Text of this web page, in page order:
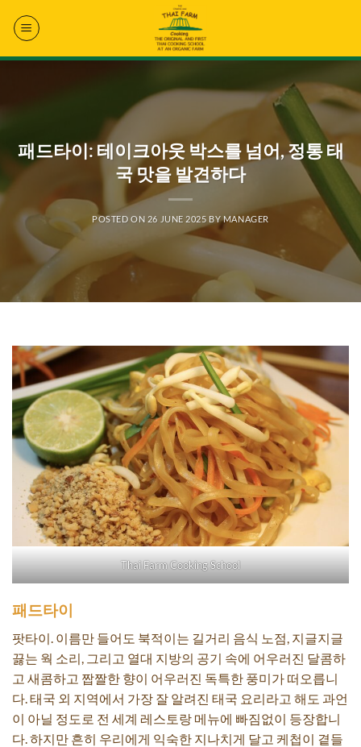
패드타이: 테이크아웃 박스를 넘어, 정통 태
국 맛을 발견하다
POSTED ON 26 JUNE 2025 BYMANAGER
Thai Farm Cooking School
패드타이
팟타이. 이름만 들어도 북적이는 길거리 음식 노점, 지글지글
끓는 웍 소리, 그리고 열대 지방의 공기 속에 어우러진 달콤하
고 새콤하고 짭짤한 향이 어우러진 독특한 풍미가 떠오릅니
다. 태국 외 지역에서 가장 잘 알려진 태국 요리라고 해도 과언
이 아닐 정도로 전 세계 레스토랑 메뉴에 빠짐없이 등장합니
다. 하지만 흔히 우리에게 익숙한 지나치게 달고 케첩이 곁들